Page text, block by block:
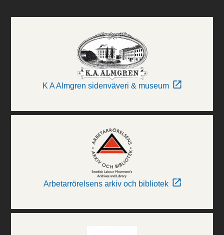
K A Almgren sidenväveri & museum
Arbetarrörelsens arkiv och bibliotek